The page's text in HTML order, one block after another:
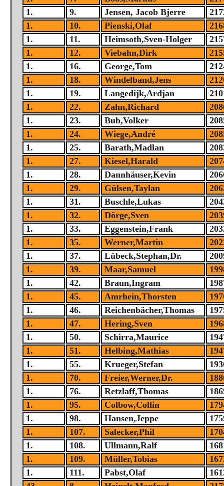
1.
9. Jensen, Jacob Bjerre
1.
10. Pienski,Olaf
1.
11. Heimsoth,Sven-Holger
1.
12. Viebahn,Dirk
1.
16. George,Tom
1.
18. Windelband,Jens
1.
19. Langedijk,Ardjan
1.
22. Zahn,Richard
1.
23. Bub,Volker
1.
24. Wiege,André
1.
25. Barath,Madlan
1.
27. Kiesel,Harald
1.
28. Dannhäuser,Kevin
1.
29. Gülsen,Taylan
1.
31. Buschle,Lukas
1.
32. Dörge,Sven
1.
33. Eggenstein,Frank
1.
35. Werner,Martin
1.
37. Lübeck,Stephan,Dr.
1.
39. Maar,Samuel
1.
42. Braun,Ingram
1.
45. Amrhein,Thorsten
1.
46. Reichenbächer,Thomas
1.
47. Hering,Sven
1.
50. Schirra,Maurice
1.
51. Helbing,Mathias
1.
55. Krueger,Stefan
1.
70. Freier,Werner,Dr.
1.
76. Retzlaff,Thomas
1.
95. Colbow,Collin
1.
98. Hansen,Jeppe
1.
107. Salecker,Phil
1.
108. Ullmann,Ralf
1.
109. Müller,Tobias
1.
111. Pabst,Olaf